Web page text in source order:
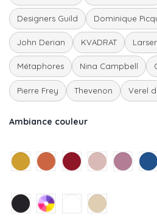
Designers Guild Dominique
John Derian KVADRAT
Métaphores Nina Campbell
Pierre Frey Thevenon Verel
Ambiance couleur